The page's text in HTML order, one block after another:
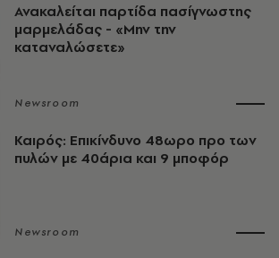
Ανακαλείται παρτίδα πασίγνωστης
μαρμελάδας - «Μην την
καταναλώσετε»
Newsroom
Καιρός: Επικίνδυνο 48ωρο προ των
πυλών με 40άρια και 9 μποφόρ
Newsroom